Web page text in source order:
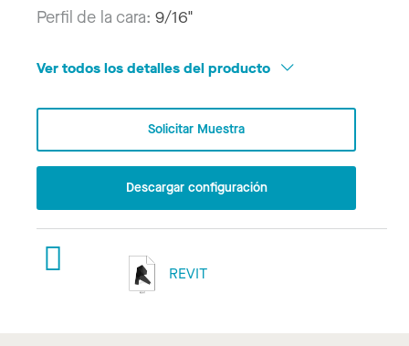
Perfil de la cara: 9/16"
Ver todos los detalles del producto
Solicitar Muestra
Descargar configuración
REVIT